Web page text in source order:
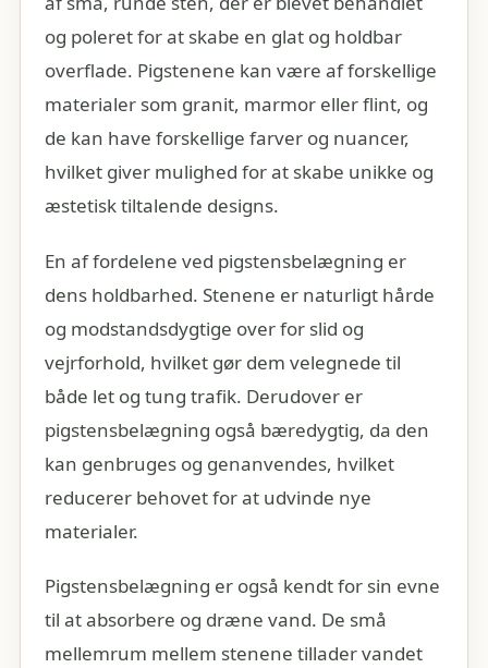
og poleret for at skabe en glat og holdbar
overflade. Pigstenene kan være af forskellige
materialer som granit, marmor eller flint, og
de kan have forskellige farver og nuancer,
hvilket giver mulighed for at skabe unikke og
æstetisk tiltalende designs.
En af fordelene ved pigstensbelægning er
dens holdbarhed. Stenene er naturligt hårde
og modstandsdygtige over for slid og
vejrforhold, hvilket gør dem velegnede til
både let og tung trafik. Derudover er
pigstensbelægning også bæredygtig, da den
kan genbruges og genanvendes, hvilket
reducerer behovet for at udvinde nye
materialer.
Pigstensbelægning er også kendt for sin evne
til at absorbere og dræne vand. De små
mellemrum mellem stenene tillader vandet